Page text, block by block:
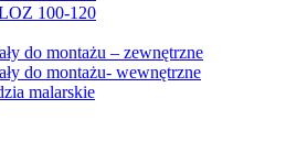
100-120
do montażu – zewnętrzne
do montażu- wewnętrzne
malarskie